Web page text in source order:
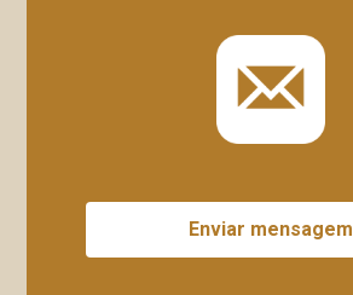
Enviar mensagem